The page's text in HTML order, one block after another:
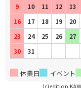
9
10 11 12 13
16
17 18 19 20
23
24 25 26 27
30
31
休業日 イベント
(c)edition